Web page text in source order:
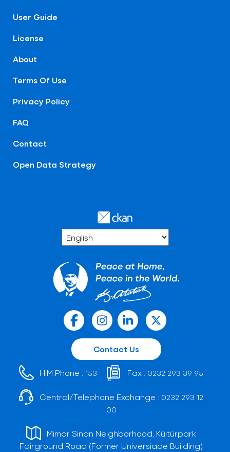
User Guide
License
About
Terms Of Use
Privacy Policy
FAQ
Contact
Open Data Strategy
Contact Us
HIM Phone : 153 Fax : 0232 293 39 95
Central/Telephone Exchange : 0232 293 12
00
Mimar Sinan Neighborhood, Kültürpark
Fairground Road (Former Universiade Building)